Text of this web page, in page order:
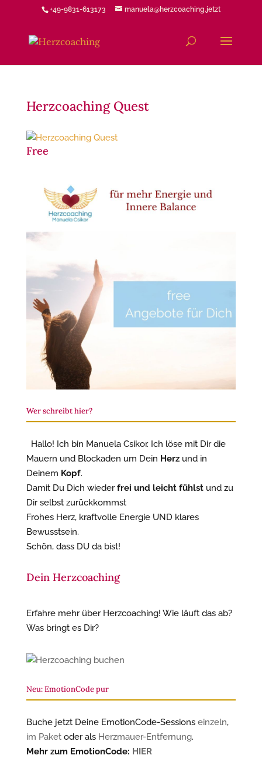
+49-9831-613173 manuela@herzcoaching.jetzt
Herzcoaching Quest
Free
Wer schreibt hier?
Hallo! Ich bin Manuela Csikor. Ich löse mit Dir die
Mauern und Blockaden um Dein Herzund in
Deinem Kopf.
Damit Du Dich wiederfrei und leicht fühlstund zu
Dir selbst zurückkommst
Frohes Herz, kraftvolle Energie UND klares
Bewusstsein.
Schön, dass DU da bist!
Dein Herzcoaching
Erfahre mehr über Herzcoaching! Wie läuft das ab?
Was bringt es Dir?
Neu: EmotionCode pur
Buche jetzt Deine EmotionCode-Sessions einzeln,
im Paketoder als Herzmauer-Entfernung.
Mehr zum EmotionCode: HIER